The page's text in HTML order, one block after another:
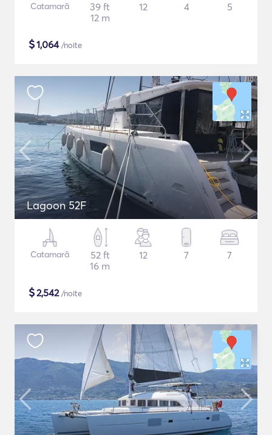
Catamarã
39 ft
12 m
12 4 5
$1,064/noite
Lagoon 52F
Catamarã
52 ft
16 m
12 7 7
$2,542/noite